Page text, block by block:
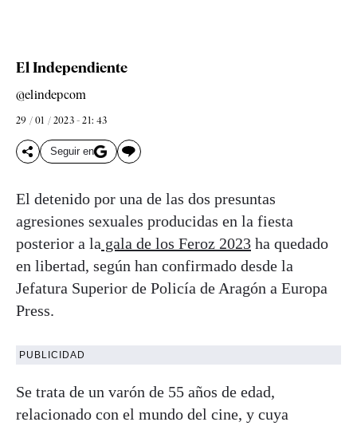
El Independiente
@elindepcom
29 / 01 / 2023 - 21: 43
Seguir en
El detenido por una de las dos presuntas
agresiones sexuales producidas en la fiesta
posterior a la gala de los Feroz 2023 ha quedado
en libertad, según han confirmado desde la
Jefatura Superior de Policía de Aragón a Europa
Press.
PUBLICIDAD
Se trata de un varón de 55 años de edad,
relacionado con el mundo del cine, y cuya